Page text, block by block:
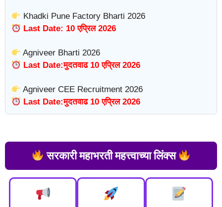
Khadki Pune Factory Bharti 2026
Last Date: 10 एप्रिल 2026
Agniveer Bharti 2026
Last Date:मुदतवाढ 10 एप्रिल 2026
Agniveer CEE Recruitment 2026
Last Date:मुदतवाढ 10 एप्रिल 2026
सरकारी महाभरती महत्त्वाच्या लिंक्स